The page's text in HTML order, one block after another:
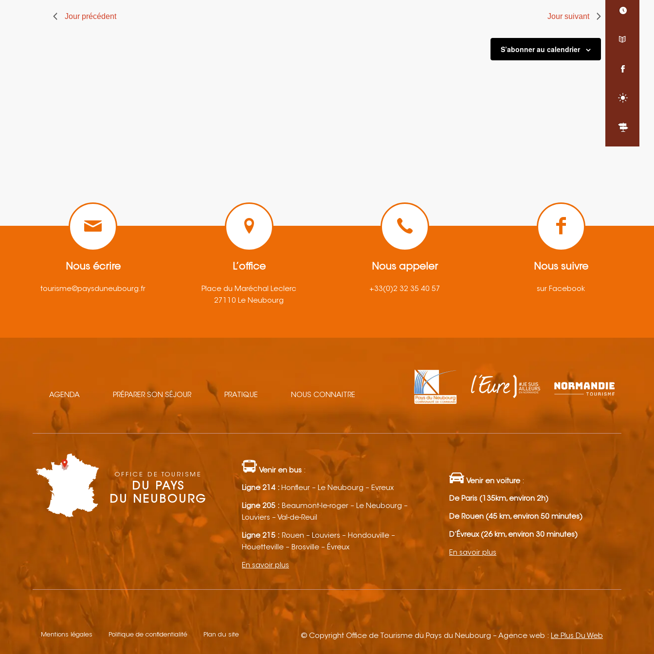
Jour précédent Jour suivant
S’abonner au calendrier
Nous écrire
tourisme@paysduneubourg.fr
L’office
Place du Maréchal Leclerc
27110 Le Neubourg
Nous appeler
+33(0)2 32 35 40 57
Nous suivre
sur Facebook
AGENDA PRÉPARER SON SÉJOUR PRATIQUE NOUS CONNAITRE
OFFICE DE TOURISME
DU PAYS
DU NEUBOURG
Venir en bus :
Ligne 214 : Honfleur – Le Neubourg – Evreux
Ligne 205 : Beaumont-le-roger – Le Neubourg –
Louviers – Val-de-Reuil
Ligne 215 : Rouen – Louviers – Hondouville –
Houetteville – Brosville – Évreux
En savoir plus
Venir en voiture :
De Paris (135km, environ 2h)
De Rouen (45 km, environ 50 minutes)
D’Évreux (26 km, environ 30 minutes)
En savoir plus
Mentions légales Politique de confidentialité Plan du site © Copyright Office de Tourisme du Pays du Neubourg – Agence web : Le Plus Du Web